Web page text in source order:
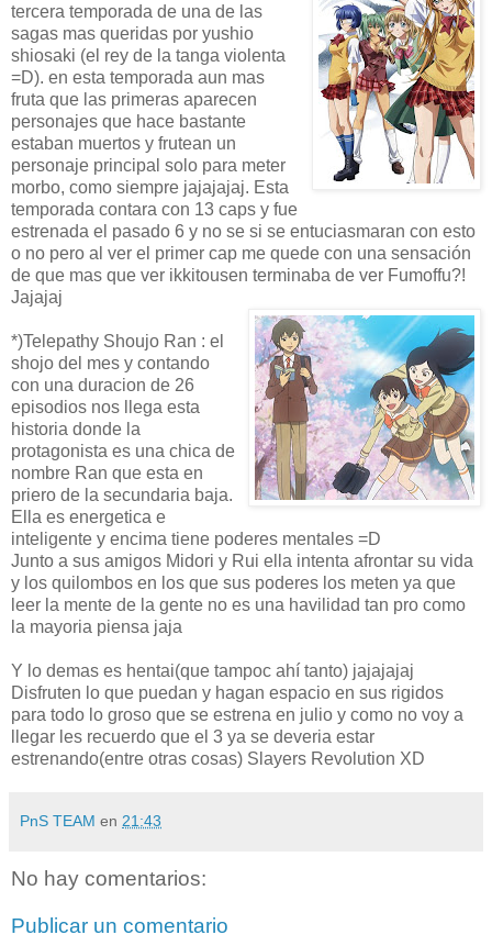
tercera temporada de una de las
sagas mas queridas por yushio
shiosaki (el rey de la tanga violenta
=D). en esta temporada aun mas
fruta que las primeras aparecen
personajes que hace bastante
estaban muertos y frutean un
personaje principal solo para meter
morbo, como siempre jajajajaj. Esta
temporada contara con 13 caps y fue
estrenada el pasado 6 y no se si se entuciasmaran con esto
o no pero al ver el primer cap me quede con una sensación
de que mas que ver ikkitousen terminaba de ver Fumoffu?!
Jajajaj
*)Telepathy Shoujo Ran : el
shojo del mes y contando
con una duracion de 26
episodios nos llega esta
historia donde la
protagonista es una chica de
nombre Ran que esta en
priero de la secundaria baja.
Ella es energetica e
inteligente y encima tiene poderes mentales =D
Junto a sus amigos Midori y Rui ella intenta afrontar su vida
y los quilombos en los que sus poderes los meten ya que
leer la mente de la gente no es una havilidad tan pro como
la mayoria piensa jaja
Y lo demas es hentai(que tampoc ahí tanto) jajajajaj
Disfruten lo que puedan y hagan espacio en sus rigidos
para todo lo groso que se estrena en julio y como no voy a
llegar les recuerdo que el 3 ya se deveria estar
estrenando(entre otras cosas) Slayers Revolution XD
PnS TEAM en 21:43
No hay comentarios:
Publicar un comentario